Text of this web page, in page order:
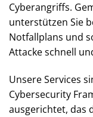
Cyberangriffs.
unterstützen Sie
Notfallplans und
Attacke schnell
Unsere Services
Cybersecurity
ausgerichtet, das